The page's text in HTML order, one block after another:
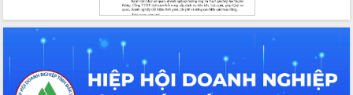
Phó Chủ tịch Thường trực UBND tỉnh
Hồ Thị Nguyên Thảo làm việc tại Trung
tâm Phục vụ hành chính công xã Ea
Xây dựng nền hành chính số đồng
hành cùng nông dân dân, doanh nghiệp